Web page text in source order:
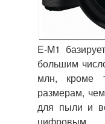
E-M1
большим
млн, кроме
размерам,
для пыли и
цифровым